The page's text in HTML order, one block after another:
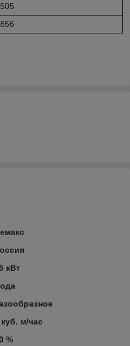
505
856
кВт
м/час
%